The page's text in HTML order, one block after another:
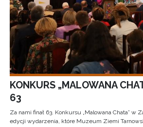
KONKURS „MALOWANA
63
Za nami finał 63. Konkursu „Malowana Chata” w
edycji wydarzenia, które Muzeum Ziemi